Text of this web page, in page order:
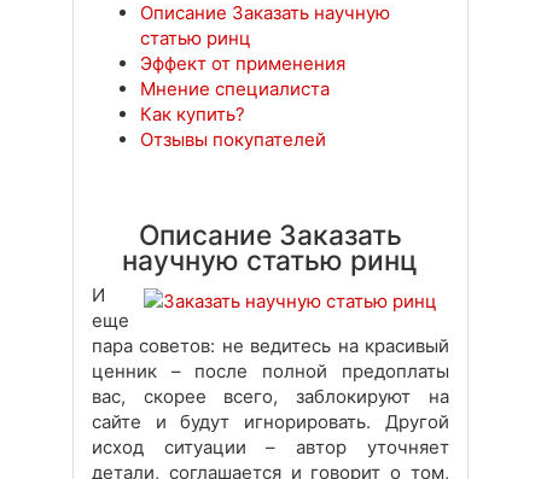
Описание Заказать научную
статью ринц
Эффект от применения
Мнение специалиста
Как купить?
Отзывы покупателей
Описание Заказать
научную статью ринц
И
еще
пара советов: не ведитесь на красивый
ценник – после полной предоплаты
вас, скорее всего, заблокируют на
сайте и будут игнорировать. Другой
исход ситуации – автор уточняет
детали, соглашается и говорит о том,